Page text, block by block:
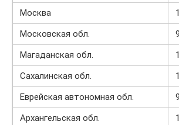
Москва
Московская обл.
Магаданская обл.
Сахалинская обл.
Еврейская автономная обл.
Архангельская обл.